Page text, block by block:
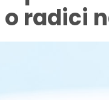
radici